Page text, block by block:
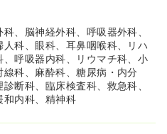
、脳神経外科、呼吸器外科、
科、眼科、耳鼻咽喉科、リハ
呼吸器内科、リウマチ科、小
科、麻酔科、糖尿病・内分
断科、臨床検査科、救急科、
和内科、精神科